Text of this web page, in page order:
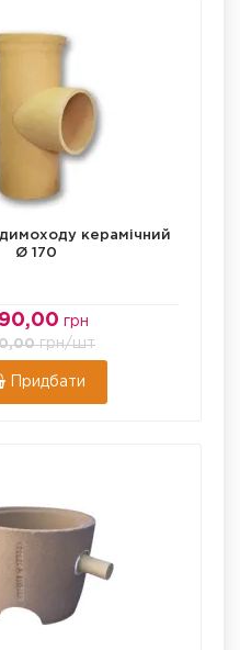
керамічний
Ø 170
грн
грн/шт
Придбати